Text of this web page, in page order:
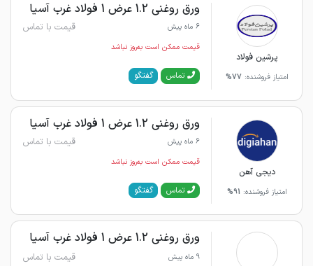
پرشین فولاد
امتیاز فروشنده: 77%
ورق روغنی 1.2 عرض 1 فولاد غرب آسیا
6 ماه پیش قیمت با تماس
قیمت ممکن است به‌روز نباشد
تماس گفتگو
دیجی آهن
امتیاز فروشنده: 91%
ورق روغنی 1.2 عرض 1 فولاد غرب آسیا
6 ماه پیش قیمت با تماس
قیمت ممکن است به‌روز نباشد
تماس گفتگو
ورق روغنی 1.2 عرض 1 فولاد غرب آسیا
9 ماه پیش قیمت با تماس